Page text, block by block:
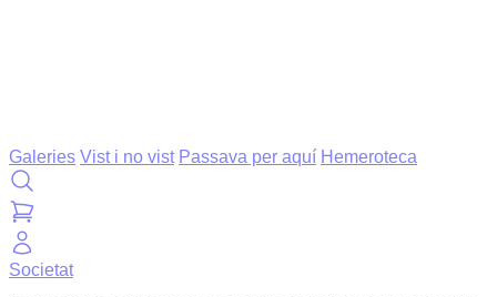
Galeries Vist i no vist Passava per aquí Hemeroteca
Societat